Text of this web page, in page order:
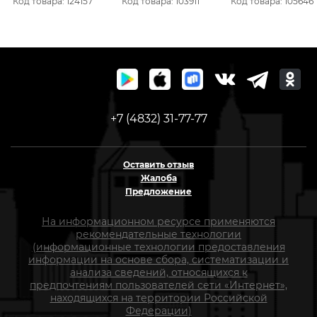
+7 (4832) 31-77-77
Оставить отзыв
Жалоба
Предложение
На информационном ресурсе применяются
рекомендательные технологии
(информационные технологии предоставления
информации на основе сбора, систематизации и
анализа сведений, относящихся к
предпочтениям пользователей сети «Интернет»,
находящихся на территории Российской
Федерации)